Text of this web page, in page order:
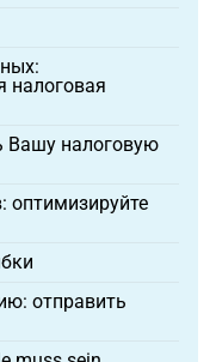
налоговая
Вашу налоговую
оптимизируйте
отправить